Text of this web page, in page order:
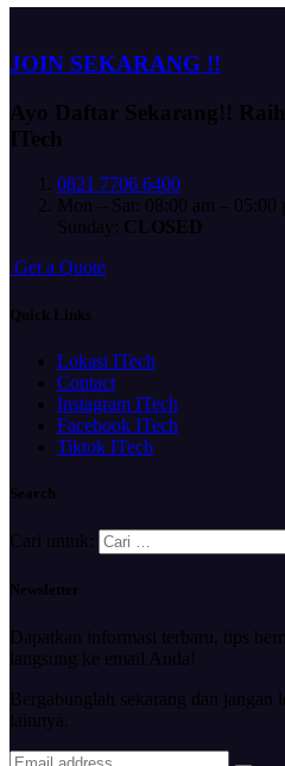
JOIN SEKARANG !!
Ayo Daftar Sekarang!!
ITech
0821 7706 6400
Mon – Sat: 08:00 am – 05:00
Sunday: CLOSED
Get a Quote
Quick Links
Lokasi ITech
Contact
Instagram ITech
Facebook ITech
Tiktok ITech
Search
Cari untuk:
Newsletter
Dapatkan informasi terbaru, tips
langsung ke email Anda!
Bergabunglah sekarang dan jangan
lainnya.